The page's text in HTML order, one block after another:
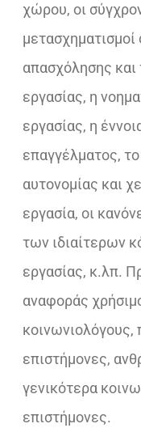
χώρου, οι
απασχόλησης
εργασίας, η
εργασίας, η
επαγγέλματος,
αυτονομίας και
εργασία, οι
των ιδιαίτερων
εργασίας, κ.λπ.
αναφοράς
κοινωνιολόγους,
επιστήμονες,
γενικότερα
επιστήμονες.